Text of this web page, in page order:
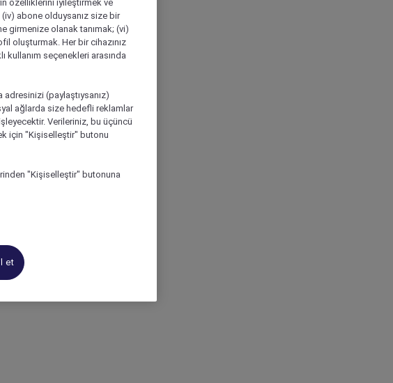
özelliklerini iyileştirmek ve
abone olduysanız size bir
girmenize olanak tanımak; (vi)
oluşturmak. Her bir cihazınız
seçenekleri arasında
adresinizi (paylaştıysanız)
ağlarda size hedefli reklamlar
Verileriniz, bu üçüncü
için "Kişiselleştir" butonu
"Kişiselleştir" butonuna
et